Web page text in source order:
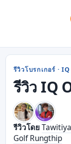
รีวิวโบรกเกอร์ ·
รีวิว IQ
รีวิวโดย
Golf Rungthip